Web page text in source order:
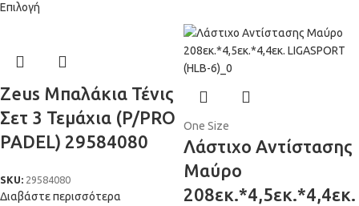
Επιλογή
Zeus Μπαλάκια Τένις
Σετ 3 Τεμάχια (P/PRO
PADEL) 29584080
SKU: 29584080
Διαβάστε περισσότερα
One Size
Λάστιχο Αντίστασης
Μαύρο
208εκ.*4,5εκ.*4,4εκ.